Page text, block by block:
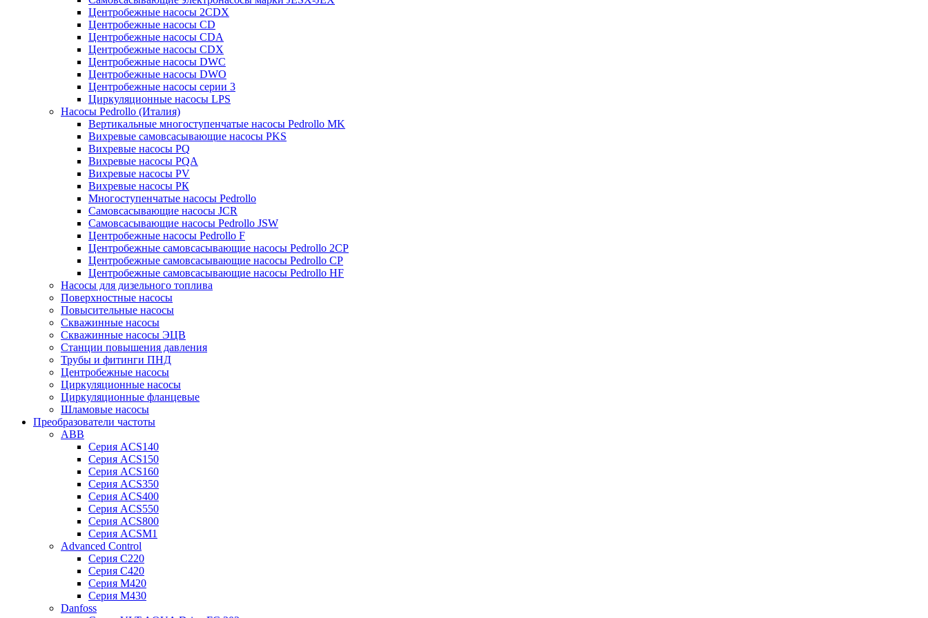
Центробежные насосы 2CDX
Центробежные насосы CD
Центробежные насосы CDA
Центробежные насосы CDX
Центробежные насосы DWC
Центробежные насосы DWO
Центробежные насосы серии 3
Циркуляционные насосы LPS
Насосы Pedrollo (Италия)
Вертикальные многоступенчатые насосы Pedrollo MK
Вихревые cамовсасывающие насосы PKS
Вихревые насосы РQ
Вихревые насосы РQA
Вихревые насосы РV
Вихревые насосы РК
Многоступенчатые насосы Pedrollo
Самовсасывающие насосы JCR
Самовсасывающие насосы Pedrollo JSW
Центробежные насосы Pedrollo F
Центробежные самовсасывающие насосы Pedrollo 2CP
Центробежные самовсасывающие насосы Pedrollo CP
Центробежные самовсасывающие насосы Pedrollo HF
Насосы для дизельного топлива
Поверхностные насосы
Повысительные насосы
Скважинные насосы
Скважинные насосы ЭЦВ
Станции повышения давления
Трубы и фитинги ПНД
Центробежные насосы
Циркуляционные насосы
Циркуляционные фланцевые
Шламовые насосы
Преобразователи частоты
ABB
Серия ACS140
Серия ACS150
Серия ACS160
Серия ACS350
Серия ACS400
Серия ACS550
Серия ACS800
Серия ACSM1
Advanced Control
Серия C220
Серия C420
Серия M420
Серия M430
Danfoss